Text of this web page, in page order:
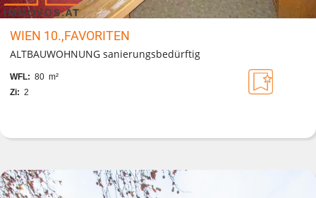
WIEN 10.,FAVORITEN
ALTBAUWOHNUNG sanierungsbedürftig
WFL: 80 m²
Zi: 2